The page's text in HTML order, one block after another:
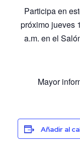
Participa en
próximo jueves
a.m. en el
Mayor
Añadir al